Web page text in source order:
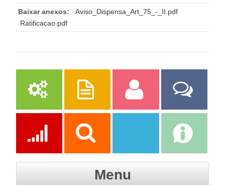
Baixar anexos:
Aviso_Dispensa_Art_75_-_II.pdf
Ratificacao.pdf
Serviços Publicações Servidor
Fale Com a
Prefeitura
Menu